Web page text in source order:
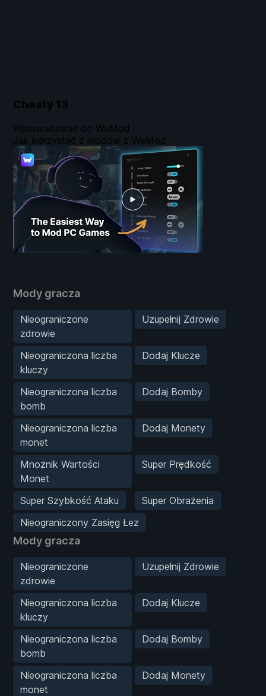
Cheaty 13
Mody gracza
Nieograniczone
zdrowie
Uzupełnij Zdrowie
Nieograniczona liczba
kluczy
Dodaj Klucze
Nieograniczona liczba
bomb
Dodaj Bomby
Nieograniczona liczba
monet
Dodaj Monety
Mnożnik Wartości
Monet
Super Prędkość
Super Szybkość Ataku
Super Obrażenia
Nieograniczony Zasięg Łez
Mody gracza
Nieograniczone
zdrowie
Uzupełnij Zdrowie
Nieograniczona liczba
kluczy
Dodaj Klucze
Nieograniczona liczba
bomb
Dodaj Bomby
Nieograniczona liczba
monet
Dodaj Monety
Wprowadzenie do WeMod
Jak korzystać z modów z WeMod